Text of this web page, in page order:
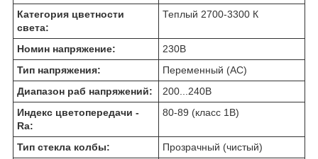
Категория цветности
света:
Теплый 2700-3300 К
Номин напряжение: 230В
Тип напряжения:
Переменный (AC)
Диапазон раб напряжений:
200...240В
Индекс цветопередачи -
Ra:
80-89 (класс 1B)
Тип стекла колбы: Прозрачный (чистый)